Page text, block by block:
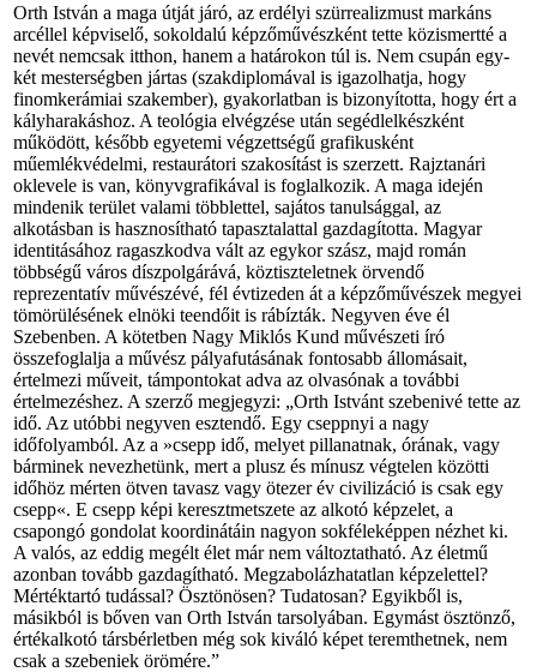
Orth István a maga útját járó, az erdélyi szürrealizmust markáns
arcéllel képviselő, sokoldalú képzőművészként tette közismertté a
nevét nemcsak itthon, hanem a határokon túl is. Nem csupán egy-
két mesterségben jártas (szakdiplomával is igazolhatja, hogy
finomkerámiai szakember), gyakorlatban is bizonyította, hogy ért a
kályharakáshoz. A teológia elvégzése után segédlelkészként
működött, később egyetemi végzettségű grafikusként
műemlékvédelmi, restaurátori szakosítást is szerzett. Rajztanári
oklevele is van, könyvgrafikával is foglalkozik. A maga idején
mindenik terület valami többlettel, sajátos tanulsággal, az
alkotásban is hasznosítható tapasztalattal gazdagította. Magyar
identitásához ragaszkodva vált az egykor szász, majd román
többségű város díszpolgárává, köztiszteletnek örvendő
reprezentatív művészévé, fél évtizeden át a képzőművészek megyei
tömörülésének elnöki teendőit is rábízták. Negyven éve él
Szebenben. A kötetben Nagy Miklós Kund művészeti író
összefoglalja a művész pályafutásának fontosabb állomásait,
értelmezi műveit, támpontokat adva az olvasónak a további
értelmezéshez. A szerző megjegyzi: „Orth Istvánt szebenivé tette az
idő. Az utóbbi negyven esztendő. Egy cseppnyi a nagy
időfolyamból. Az a »csepp idő, melyet pillanatnak, órának, vagy
bárminek nevezhetünk, mert a plusz és mínusz végtelen közötti
időhöz mérten ötven tavasz vagy ötezer év civilizáció is csak egy
csepp«. E csepp képi keresztmetszete az alkotó képzelet, a
csapongó gondolat koordinátáin nagyon sokféleképpen nézhet ki.
A valós, az eddig megélt élet már nem változtatható. Az életmű
azonban tovább gazdagítható. Megzabolázhatatlan képzelettel?
Mértéktartó tudással? Ösztönösen? Tudatosan? Egyikből is,
másikból is bőven van Orth István tarsolyában. Egymást ösztönző,
értékalkotó társbérletben még sok kiváló képet teremthetnek, nem
csak a szebeniek örömére.”